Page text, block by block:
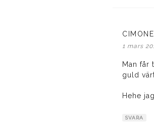
CIMONE
1 mars
Man får
guld
Hehe
SVARA